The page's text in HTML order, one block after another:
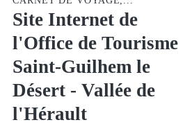
AVEC LES SIT, CARTOGRAPHIE,
CARNET DE VOYAGE,...
Site Internet de
l'Office de Tourisme
Saint-Guilhem le
Désert - Vallée de